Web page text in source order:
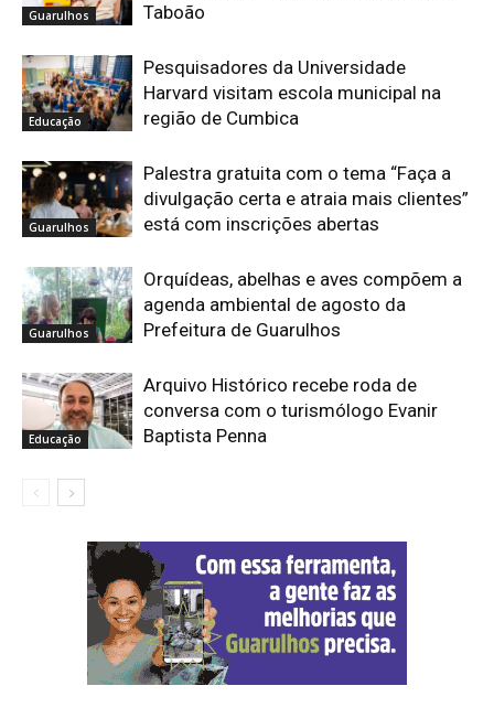
Guarulhos
Taboão
Educação
Pesquisadores da Universidade
Harvard visitam escola municipal na
região de Cumbica
Guarulhos
Palestra gratuita com o tema “Faça a
divulgação certa e atraia mais clientes”
está com inscrições abertas
Guarulhos
Orquídeas, abelhas e aves compõem a
agenda ambiental de agosto da
Prefeitura de Guarulhos
Educação
Arquivo Histórico recebe roda de
conversa com o turismólogo Evanir
Baptista Penna